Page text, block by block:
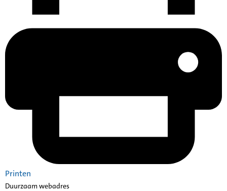
Printen
Duurzaam webadres